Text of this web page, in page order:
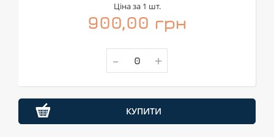
Ціна за 1 шт.
900,00 грн
- +
КУПИТИ